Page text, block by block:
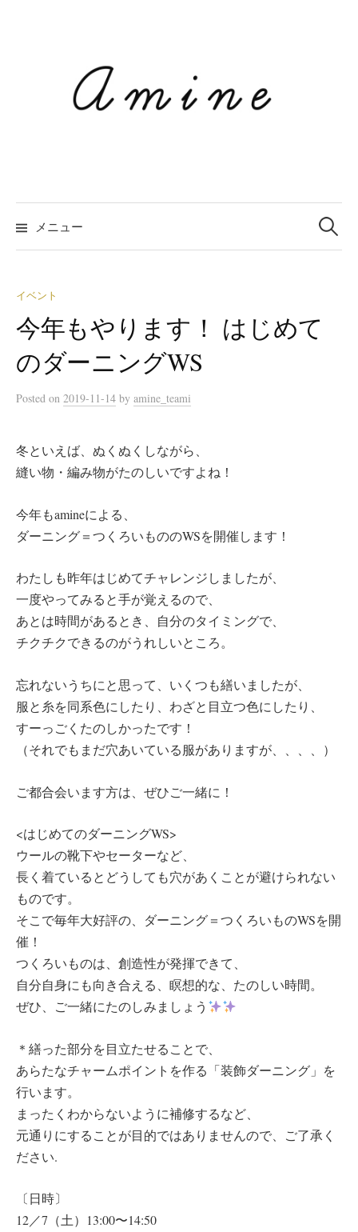
プ
メニュー 検
:
イベント
今年もやります！ はじめて
のダーニングWS
Posted on 2019-11-14 by amine_teami
冬といえば、ぬくぬくしながら、
縫い物・編み物がたのしいですよね！
今年もamineによる、
ダーニング＝つくろいもののWSを開催します！
わたしも昨年はじめてチャレンジしましたが、
一度やってみると手が覚えるので、
あとは時間があるとき、自分のタイミングで、
チクチクできるのがうれしいところ。
忘れないうちにと思って、いくつも繕いましたが、
服と糸を同系色にしたり、わざと目立つ色にしたり、
すーっごくたのしかったです！
（それでもまだ穴あいている服がありますが、、、、）
ご都合会います方は、ぜひご一緒に！
<はじめてのダーニングWS>
ウールの靴下やセーターなど、
長く着ているとどうしても穴があくことが避けられない
ものです。
そこで毎年大好評の、ダーニング＝つくろいものWSを開
催！
つくろいものは、創造性が発揮できて、
自分自身にも向き合える、瞑想的な、たのしい時間。
ぜひ、ご一緒にたのしみましょう
＊繕った部分を目立たせることで、
あらたなチャームポイントを作る「装飾ダーニング」を
行います。
まったくわからないように補修するなど、
元通りにすることが目的ではありませんので、ご了承く
ださい.
〔日時〕
12／7（土）13:00〜14:50